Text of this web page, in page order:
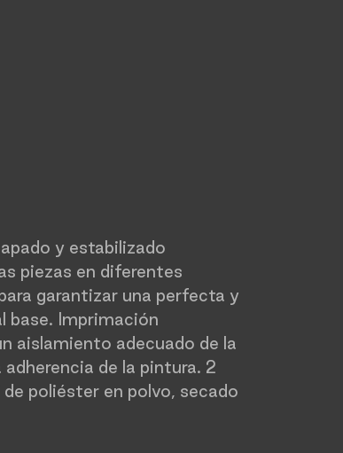
y estabilizado
piezas en diferentes
garantizar una perfecta y
base. Imprimación
aislamiento adecuado de la
de la pintura. 2
poliéster en polvo, secado